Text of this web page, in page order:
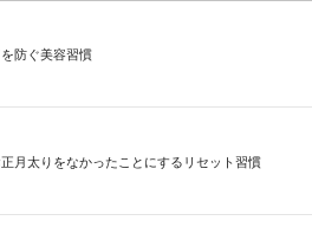
防ぐ美容習慣
月太りをなかったことにするリセット習慣